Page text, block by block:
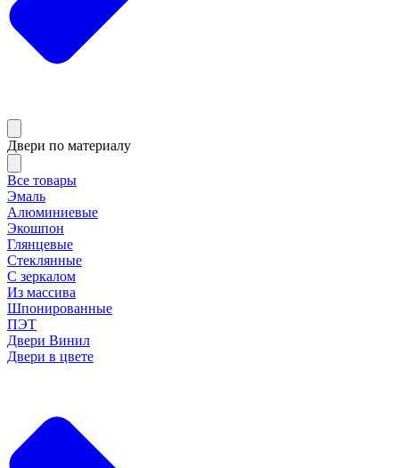
Двери по материалу
Все товары
Эмаль
Алюминиевые
Экошпон
Глянцевые
Стеклянные
С зеркалом
Из массива
Шпонированные
ПЭТ
Двери Винил
Двери в цвете